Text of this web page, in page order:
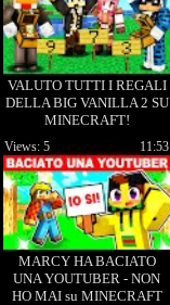
VALUTO TUTTI I REGALI
DELLA BIG VANILLA 2 SU
MINECRAFT!
MARCY HA BACIATO
UNA YOUTUBER - NON
HO MAI su MINECRAFT
11:53
Views: 5